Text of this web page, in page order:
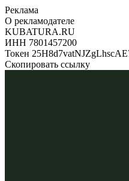
Реклама
О рекламодателе
KUBATURA.RU
ИНН 7801457200
Токен
Скопировать ссылку